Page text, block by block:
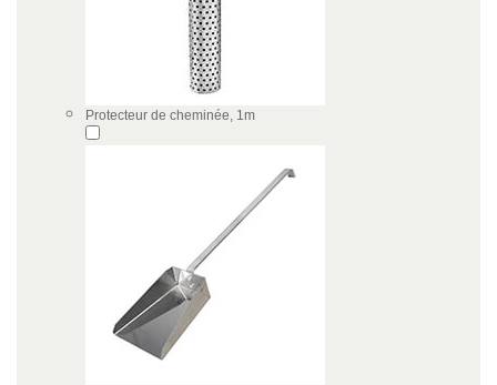
Protecteur de cheminée, 1m